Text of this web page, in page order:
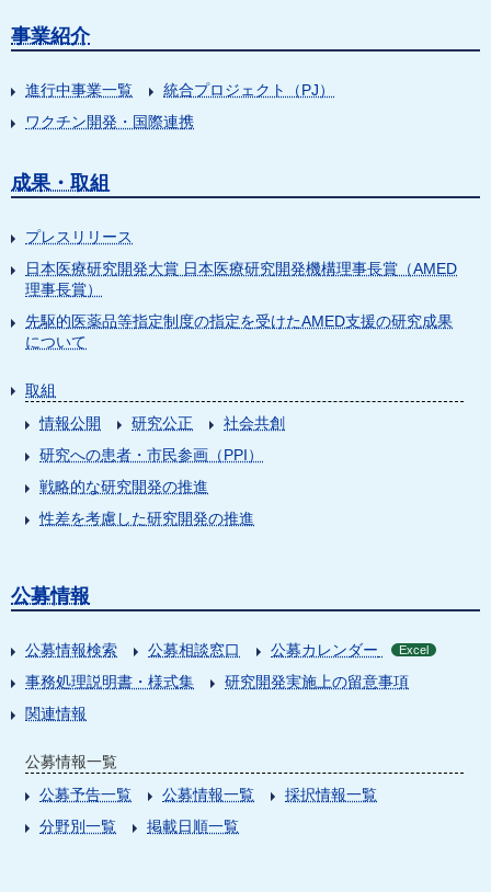
事業紹介
進行中事業一覧
統合プロジェクト（PJ）
ワクチン開発・国際連携
成果・取組
プレスリリース
日本医療研究開発大賞 日本医療研究開発機構理事長賞（AMED
理事長賞）
先駆的医薬品等指定制度の指定を受けたAMED支援の研究成果
について
取組
情報公開
研究公正
社会共創
研究への患者・市民参画（PPI）
戦略的な研究開発の推進
性差を考慮した研究開発の推進
公募情報
公募情報検索 公募相談窓口 公募カレンダー Excel
事務処理説明書・様式集
研究開発実施上の留意事項
関連情報
公募情報一覧
公募予告一覧
公募情報一覧
採択情報一覧
分野別一覧
掲載日順一覧